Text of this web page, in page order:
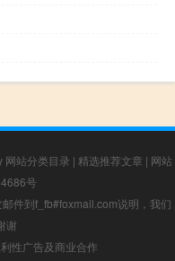
网站分类目录 | 精选推荐文章 | 网站
号
件到f_fb#foxmail.com说明，我们
谢
性广告及商业合作